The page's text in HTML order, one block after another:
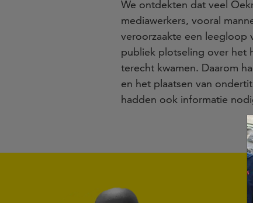
We ontdekten dat veel
mediawerkers, vooral
veroorzaakte een leegloop
publiek plotseling over het
terecht kwamen. Daarom
en het plaatsen van
hadden ook informatie